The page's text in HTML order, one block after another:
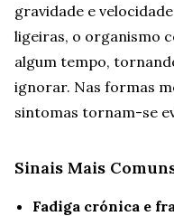
gravidade e
ligeiras, o organismo
algum tempo,
ignorar. Nas formas
sintomas tornam-se
Sinais Mais
Fadiga crónica e